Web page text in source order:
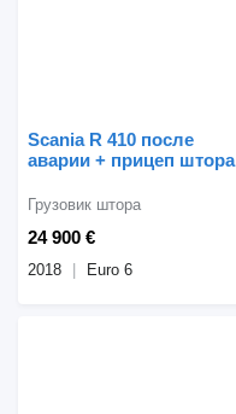
Scania R 410 после
аварии + прицеп штора
24 900 €
Грузовик штора
2018 Euro 6